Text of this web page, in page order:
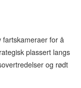
fartskameraer for å
plassert langs
og rødt